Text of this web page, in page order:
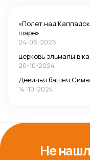
«Полет над
шаре»
24-06-2026
церковь эльмалы в
20-10-2024
Девичья башня
14-10-2024
Не